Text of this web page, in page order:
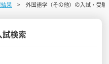
を探す
果 外国語学（その他）の入試・受験
検索